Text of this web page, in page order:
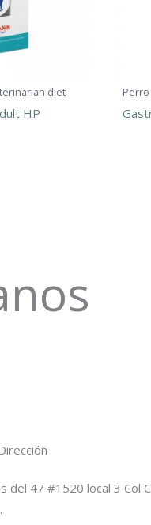
diet
HP
del 47 #1520 local 3 Col